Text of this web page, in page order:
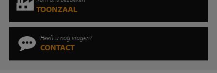
TOONZAAL
Heeft u nog vragen?
CONTACT